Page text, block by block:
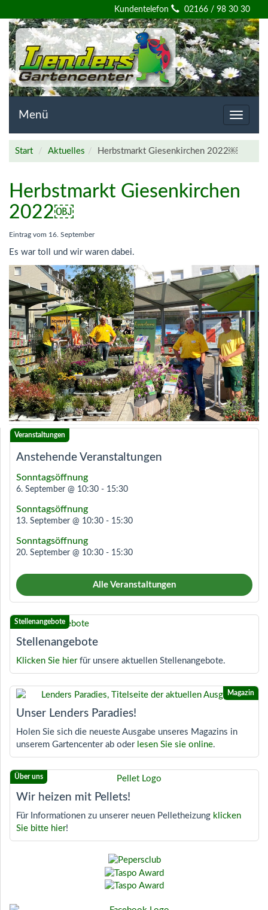
Willkommen
auf
der
Homepage
von
Lenders
Gartencenter
Kundentelefon 02166 / 98 30 30
Toggle
Menü
Start Aktuelles Herbstmarkt Giesenkirchen 2022￼
Herbstmarkt Giesenkirchen
2022￼
Eintrag vom 16. September
Es war toll und wir waren dabei.
Anstehende Veranstaltungen
Sonntagsöffnung
6. September @ 10:30 - 15:30
Sonntagsöffnung
13. September @ 10:30 - 15:30
Sonntagsöffnung
20. September @ 10:30 - 15:30
Alle Veranstaltungen
Stellenangebote
Klicken Sie hierfür unsere aktuellen Stellenangebote.
Unser Lenders Paradies!
Holen Sie sich die neueste Ausgabe unseres Magazins in
unserem Gartencenter ab oder lesen Sie sie online.
Wir heizen mit Pellets!
Für Informationen zu unserer neuen Pelletheizung klicken
Sie bitte hier!